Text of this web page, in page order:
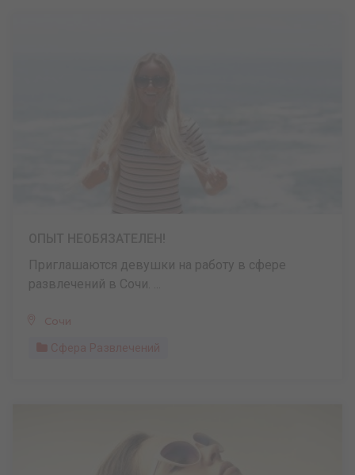
Приглашаются девушки на работу в сфере
развлечений в Сочи. ...
Сочи
Сфера Развлечений